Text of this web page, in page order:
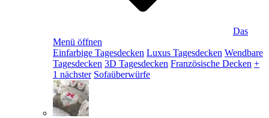
Das
Menü öffnen
Einfarbige Tagesdecken Luxus Tagesdecken Wendbare
Tagesdecken 3D Tagesdecken Französische Decken +
1 nächster Sofaüberwürfe